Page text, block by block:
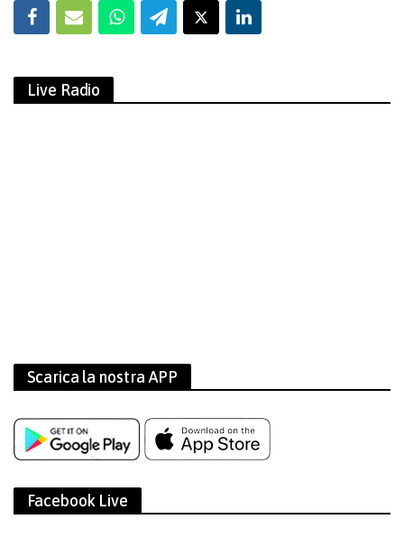
Live Radio
Scarica la nostra APP
Facebook Live